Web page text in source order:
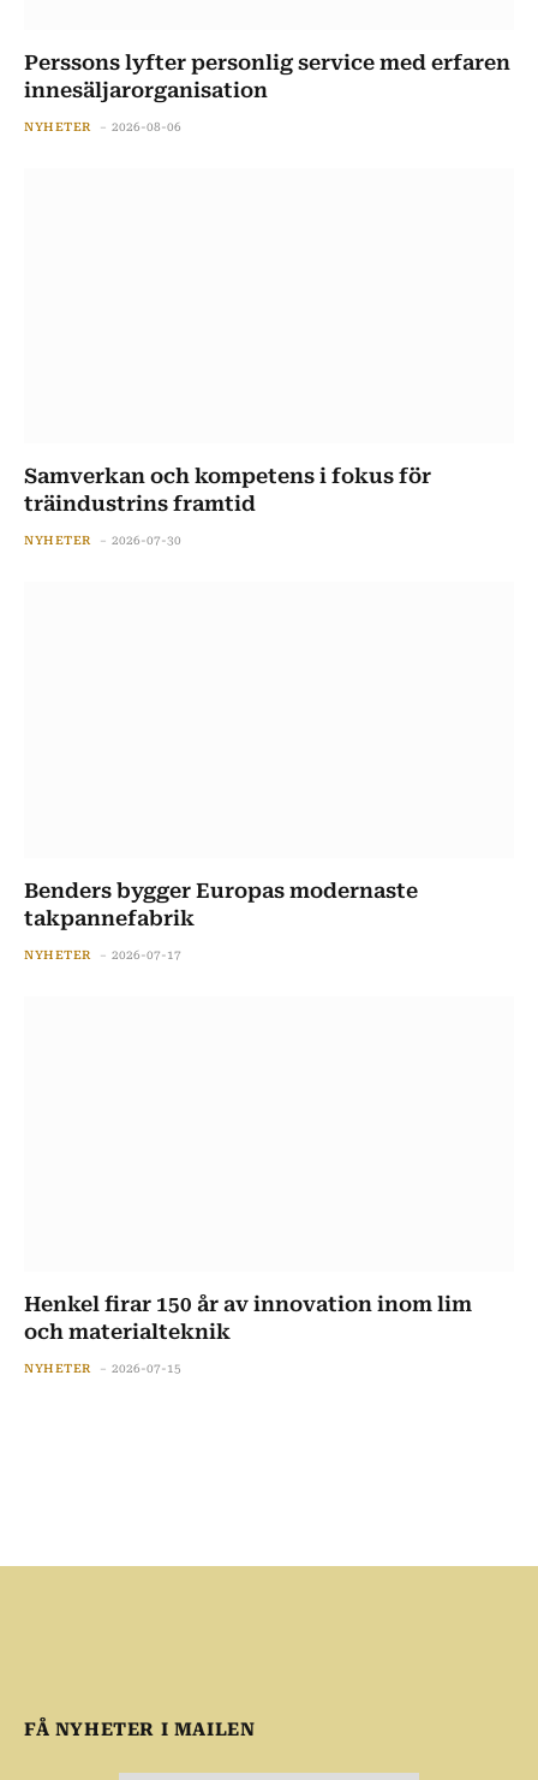
Perssons lyfter personlig service med erfaren
innesäljarorganisation
NYHETER 2026-08-06
Samverkan och kompetens i fokus för
träindustrins framtid
NYHETER 2026-07-30
Benders bygger Europas modernaste
takpannefabrik
NYHETER 2026-07-17
Henkel firar 150 år av innovation inom lim
och materialteknik
NYHETER 2026-07-15
FÅ NYHETER I MAILEN